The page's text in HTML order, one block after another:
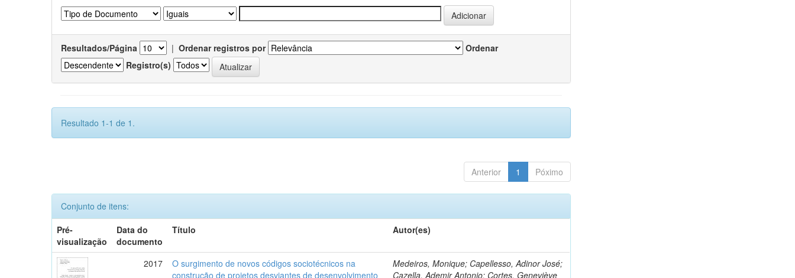
Resultados/Página | Ordenar registros por
Ordenar
Registro(s)
Resultado 1-1 de 1.
Anterior 1 Póximo
Conjunto de itens:
Pré-
visualização
Data do
documento
Título Autor(es)
2017
O surgimento de novos códigos sociotécnicos na
construção de projetos desviantes de desenvolvimento
Medeiros, Monique; Capellesso, Adinor José;
Cazella, Ademir Antonio; Cortes, Geneviève